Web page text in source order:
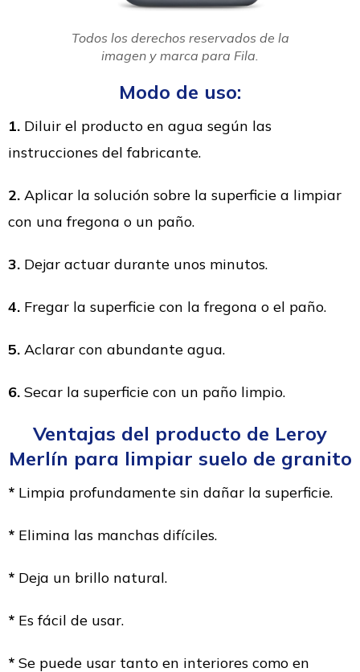
Todos los derechos reservados de la
imagen y marca para Fila.
Modo de uso:
1. Diluir el producto en agua según las
instrucciones del fabricante.
2. Aplicar la solución sobre la superficie a limpiar
con una fregona o un paño.
3. Dejar actuar durante unos minutos.
4. Fregar la superficie con la fregona o el paño.
5. Aclarar con abundante agua.
6. Secar la superficie con un paño limpio.
Ventajas del producto de Leroy
Merlín para limpiar suelo de granito
* Limpia profundamente sin dañar la superficie.
* Elimina las manchas difíciles.
* Deja un brillo natural.
* Es fácil de usar.
* Se puede usar tanto en interiores como en